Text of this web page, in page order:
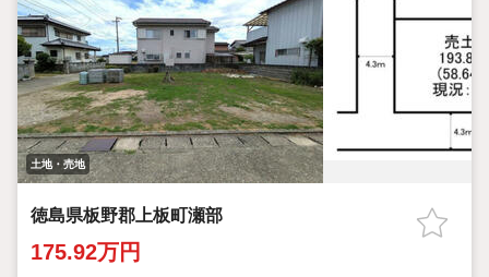
土地・売地
徳島県板野郡上板町瀬部
175.92万円